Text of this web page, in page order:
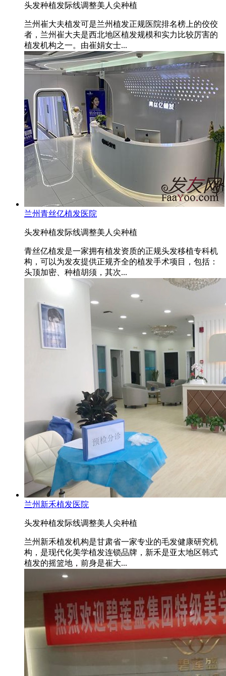
头发种植发际线调整美人尖种植
兰州崔大夫植发可是兰州植发正规医院排名榜上的佼佼
者，兰州崔大夫是西北地区植发规模和实力比较厉害的
植发机构之一。由崔娟女士...
兰州青丝亿植发医院
头发种植发际线调整美人尖种植
青丝亿植发是一家拥有植发资质的正规头发移植专科机
构，可以为发友提供正规齐全的植发手术项目，包括：
头顶加密、种植胡须，其次...
兰州新禾植发医院
头发种植发际线调整美人尖种植
兰州新禾植发机构是甘肃省一家专业的毛发健康研究机
构，是现代化美学植发连锁品牌，新禾是亚太地区韩式
植发的摇篮地，前身是崔大...